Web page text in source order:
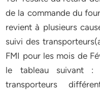
de la commande du
revient à plusieurs
suivi des
FMI pour les mois de
le tableau suivant :
transporteurs